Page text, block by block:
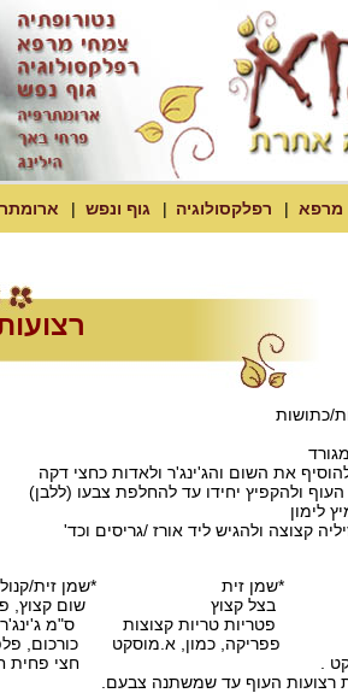
מרפא רפלקסולוגיה גוף ונפש
את השום והג'ינג'ר ולאדות כחצי דקה
ולהקפיץ יחידו עד להחלפת צבעו (ללבן)
קצוצה ולהגיש ליד אורז /גריסים וכד'
זית *שמן זית/קנולה/
קצוץ שום קצוץ,
פטריות טריות קצוצות ס"מ ג'ינג'ר
כמון, א.מוסקט כורכום, פלפל
,א.מוסקט . חצי פחית חלב
רצועות העוף עד שמשתנה צבעם.